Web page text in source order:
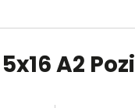
A2 Pozi